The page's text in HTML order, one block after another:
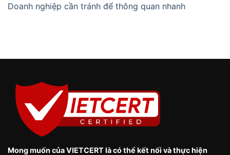
Doanh nghiệp cần tránh để thông quan nhanh
Mong muốn của VIETCERT là có thể kết nối và thực hiện